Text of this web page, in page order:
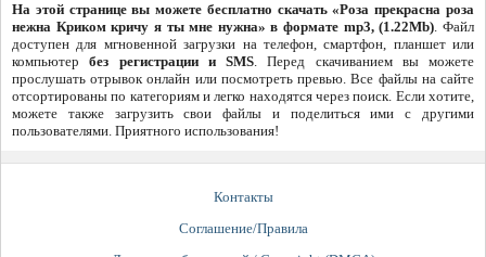
На этой странице вы можете бесплатно скачать «Роза прекрасна роза
нежна Криком кричу я ты мне нужна» в формате mp3, (1.22Mb). Файл
доступен для мгновенной загрузки на телефон, смартфон, планшет или
компьютербез регистрации и SMS. Перед скачиванием вы можете
прослушать отрывок онлайн или посмотреть превью. Все файлы на сайте
отсортированы по категориям и легко находятся через поиск. Если хотите,
можете также загрузить свои файлы и поделиться ими с другими
пользователями. Приятного использования!
Контакты
Соглашение/Правила